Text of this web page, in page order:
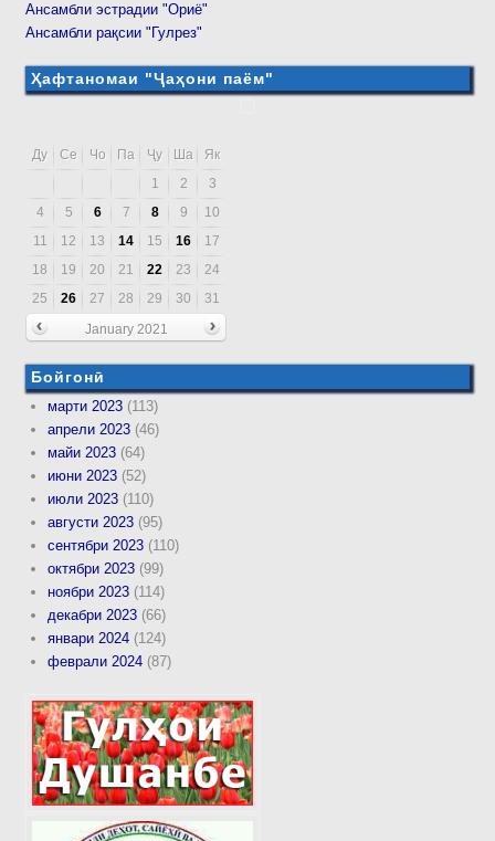
Ансамбли эстрадии "Ориё"
Ансамбли рақсии "Гулрез"
Ҳафтаномаи "Ҷаҳони паём"
Ду Се Чо Па Ҷу Ша
Як
1
2
3
4
5 6 7 8 9
10
11
12 13 14 15 16
17
18
19 20 21 22 23
24
25
26 27 28 29 30
31
January 2021
Бойгонӣ
марти 2023 (113)
апрели 2023 (46)
майи 2023 (64)
июни 2023 (52)
июли 2023 (110)
августи 2023 (95)
сентябри 2023 (110)
октябри 2023 (99)
ноябри 2023 (114)
декабри 2023 (66)
январи 2024 (124)
феврали 2024 (87)